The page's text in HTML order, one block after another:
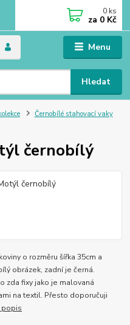
Menu
Hledat
0 ks
za 0 Kč
Černobílé stahovací vaky
černobílý
o rozměru šířka 35cm a
obrázek, zadní je černá.
zda fixy jako je malovaná
na textil. Přesto doporučuji
popis